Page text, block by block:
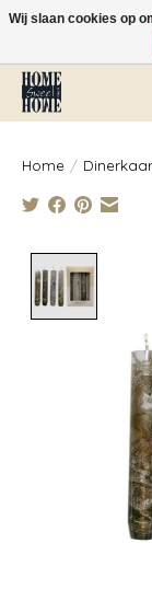
Vóór 14:00 besteld,
Home /
Wij slaan cookies op